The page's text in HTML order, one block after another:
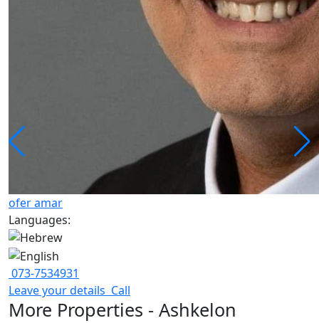
ofer amar
Languages:
073-7534931
Leave your details Call
More Properties - Ashkelon